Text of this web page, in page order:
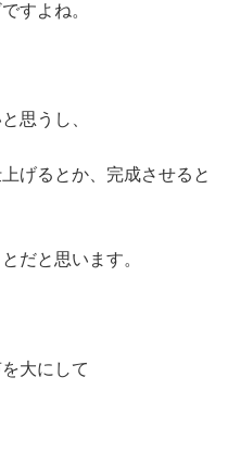
すよね。
思うし、
げるとか、完成させると
だと思います。
大にして